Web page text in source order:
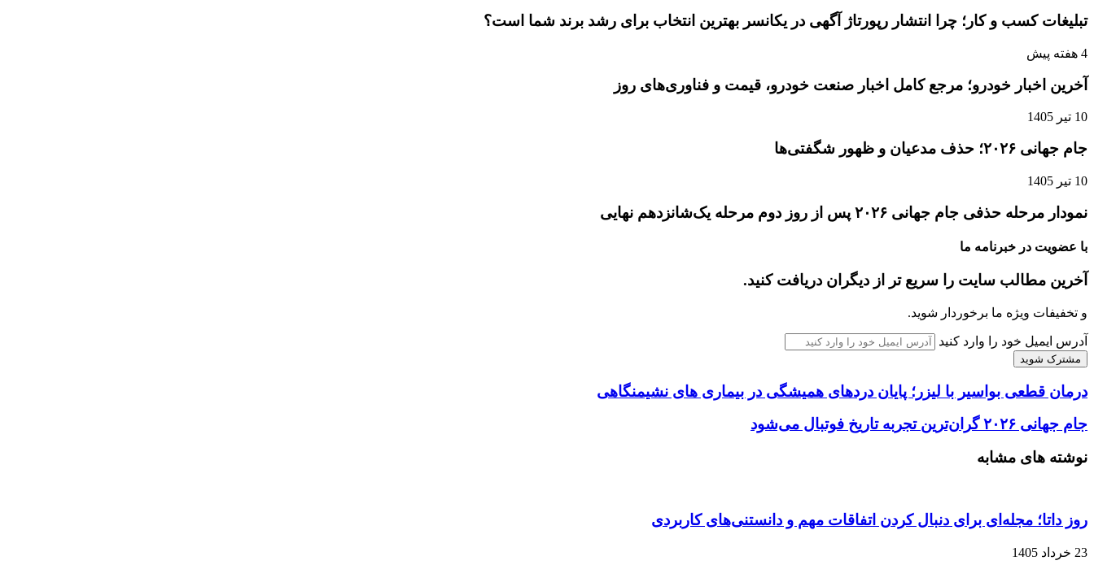
تبلیغات کسب و کار؛ چرا انتشار رپورتاژ آگهی در یکانسر بهترین انتخاب برای رشد برند شما است؟
4 هفته پیش
آخرین اخبار خودرو؛ مرجع کامل اخبار صنعت خودرو، قیمت و فناوری‌های روز
10 تیر 1405
جام جهانی ۲۰۲۶؛ حذف مدعیان و ظهور شگفتی‌ها
10 تیر 1405
نمودار مرحله حذفی جام جهانی ۲۰۲۶ پس از روز دوم مرحله یک‌شانزدهم نهایی
با عضویت در خبرنامه ما
آخرین مطالب سایت را سریع تر از دیگران دریافت کنید.
و تخفیفات ویژه ما برخوردار شوید.
آدرس ایمیل خود را وارد کنید
درمان قطعی بواسیر با لیزر؛ پایان دردهای همیشگی در بیماری های نشیمنگاهی
جام جهانی ۲۰۲۶ گران‌ترین تجربه تاریخ فوتبال می‌شود
نوشته های مشابه
روز داتا؛ مجله‌ای برای دنبال کردن اتفاقات مهم و دانستنی‌های کاربردی
23 خرداد 1405